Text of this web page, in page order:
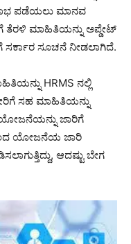
ಪಡೆಯಲು ಮಾನವ
ತೆರಳಿ ಮಾಹಿತಿಯನ್ನು ಅಪ್ಡೇಟ್
ಸರ್ಕಾರ ಸೂಚನೆ ನೀಡಲಾಗಿದೆ.
HRMS ನಲ್ಲಿ
ಸಹ ಮಾಹಿತಿಯನ್ನು
ಯೋಜನೆಯನ್ನು ಜಾರಿಗೆ
ಯೋಜನೆಯ ಜಾರಿ
ಆದಷ್ಟು ಬೇಗ